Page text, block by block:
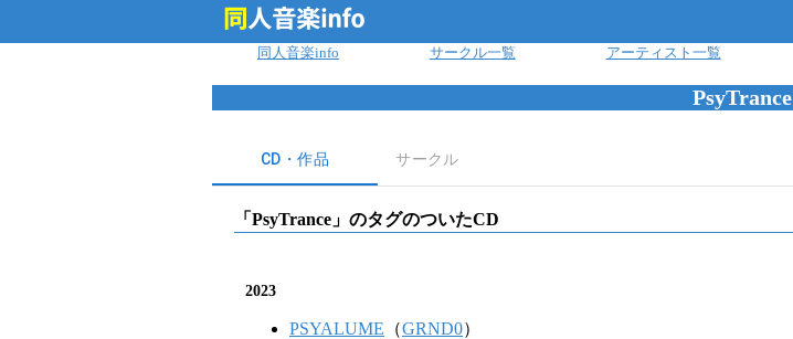
同人音楽info サークル一覧 アーティスト一覧
PsyTrance
CD・作品 サークル
「 PsyTrance 」のタグのついたCD
2023
PSYALUME （GRND0）